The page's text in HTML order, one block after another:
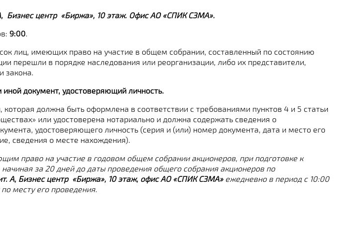
Бизнес центр «Биржа», 10 этаж. Офис АО «СПИК СЗМА».
9:00.
лиц, имеющих право на участие в общем собрании, составленный по состоянию
перешли в порядке наследования или реорганизации, либо их представители,
закона.
документ, удостоверяющий личность.
должна быть оформлена в соответствии с требованиями пунктов 4 и 5 статьи
или удостоверена нотариально и должна содержать сведения о
удостоверяющего личность (серия и (или) номер документа, дата и место его
сведения о месте нахождения).
право на участие в годовом общем собрании акционеров, при подготовке к
за 20 дней до даты проведения общего собрания акционеров по
А, Бизнес центр «Биржа», 10 этаж, офис АО «СПИК СЗМА»ежедневно в период с 10:00
месту его проведения.